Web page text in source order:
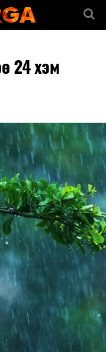
24 хэм